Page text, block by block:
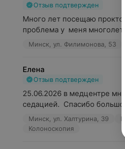
Отзыв подтвержден
Много лет посещаю
проблема у  меня
Минск, ул. Филимонова, 53
Елена
Отзыв подтвержден
25.06.2026 в медцентре
седацией.  Спасибо
Минск, ул. Халтурина, 39
Колоноскопия